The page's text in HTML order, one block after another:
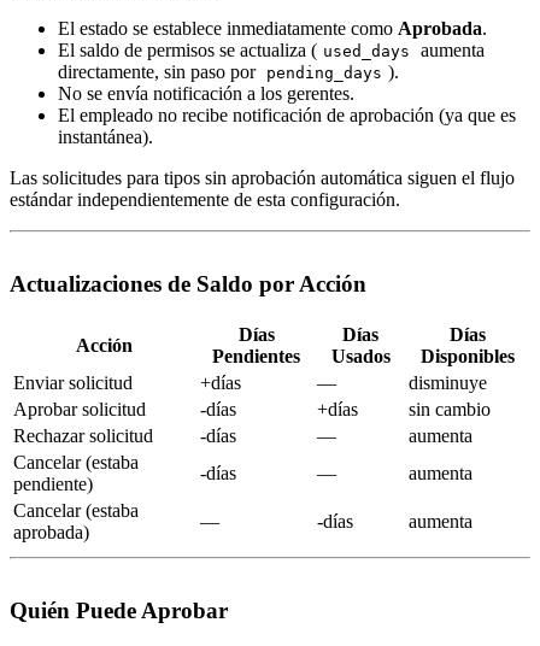
El estado se establece inmediatamente como Aprobada.
El saldo de permisos se actualiza ( used_days
aumenta
directamente, sin paso por pending_days ).
No se envía notificación a los gerentes.
El empleado no recibe notificación de aprobación (ya que es
instantánea).
Las solicitudes para tipos sin aprobación automática siguen el flujo
estándar independientemente de esta configuración.
Actualizaciones de Saldo por Acción
Acción
Días
Pendientes
Días
Usados
Días
Disponibles
Enviar solicitud
+días —
disminuye
Aprobar solicitud
-días +días
sin cambio
Rechazar solicitud
-días —
aumenta
Cancelar (estaba
pendiente)
-días —
aumenta
Cancelar (estaba
aprobada)
— -días aumenta
Quién Puede Aprobar